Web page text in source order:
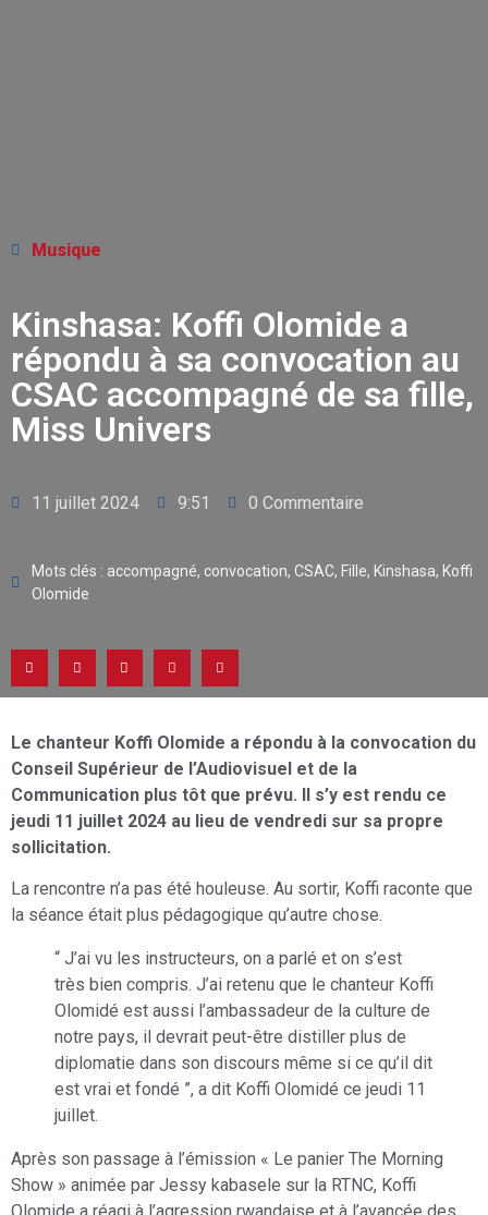
Musique
Kinshasa: Koffi Olomide a
répondu à sa convocation au
CSAC accompagné de sa fille,
Miss Univers
11 juillet 2024 9:51 0 Commentaire
Mots clés : accompagné, convocation, CSAC, Fille, Kinshasa, Koffi
Olomide
Le chanteur Koffi Olomide a répondu à la convocation du
Conseil Supérieur de l’Audiovisuel et de la
Communication plus tôt que prévu. Il s’y est rendu ce
jeudi 11 juillet 2024 au lieu de vendredi sur sa propre
sollicitation.
La rencontre n’a pas été houleuse. Au sortir, Koffi raconte que
la séance était plus pédagogique qu’autre chose.
“ J’ai vu les instructeurs, on a parlé et on s’est
très bien compris. J’ai retenu que le chanteur Koffi
Olomidé est aussi l’ambassadeur de la culture de
notre pays, il devrait peut-être distiller plus de
diplomatie dans son discours même si ce qu’il dit
est vrai et fondé ”, a dit Koffi Olomidé ce jeudi 11
juillet.
Après son passage à l’émission « Le panier The Morning
Show » animée par Jessy kabasele sur la RTNC, Koffi